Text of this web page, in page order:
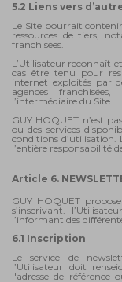
5.2 Liens vers
Le Site pourrait
ressources de tiers,
franchisées.
L’Utilisateur reconnaît
cas être tenu pour
internet exploités par
agences
l’intermédiaire du Site.
GUY HOQUET n’est
ou des services
conditions d’utilisation.
l’entière responsabilité
Article 6.
GUY HOQUET
s’inscrivant,
l’informant des
6.1 Inscription
Le service de
l’Utilisateur doit
l'adresse de référence